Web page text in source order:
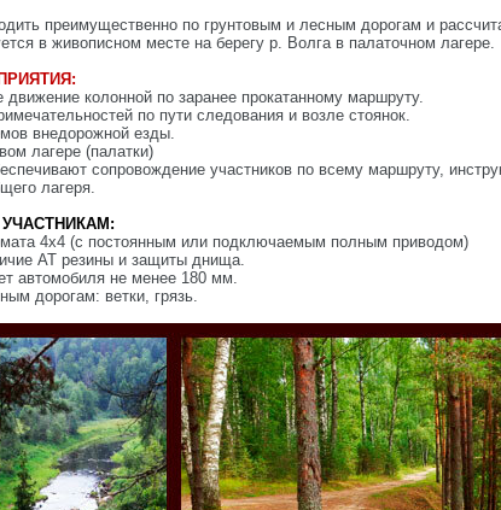
преимущественно по грунтовым и лесным дорогам и
в живописном месте на берегу р. Волга в палаточном лагере.
движение колонной по заранее прокатанному маршруту.
по пути следования и возле стоянок.
внедорожной езды.
лагере (палатки)
сопровождение участников по всему маршруту,
лагеря.
4x4 (с постоянным или подключаемым полным приводом)
AT резины и защиты днища.
автомобиля не менее 180 мм.
дорогам: ветки, грязь.